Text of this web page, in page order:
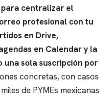
para centralizar el
profesional con tu
en Drive,
en Calendar y la
sola suscripción por
concretas, con casos
de PYMEs mexicanas